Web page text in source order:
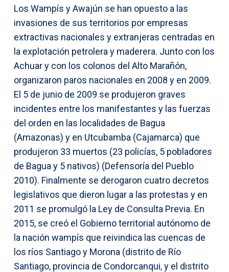
Los Wampís y Awajún se han opuesto a las
invasiones de sus territorios por empresas
extractivas nacionales y extranjeras centradas en
la explotación petrolera y maderera. Junto con los
Achuar y con los colonos del Alto Marañón,
organizaron paros nacionales en 2008 y en 2009.
El 5 de junio de 2009 se produjeron graves
incidentes entre los manifestantes y las fuerzas
del orden en las localidades de Bagua
(Amazonas) y en Utcubamba (Cajamarca) que
produjeron 33 muertos (23 policías, 5 pobladores
de Bagua y 5 nativos) (Defensoría del Pueblo
2010). Finalmente se derogaron cuatro decretos
legislativos que dieron lugar a las protestas y en
2011 se promulgó la Ley de Consulta Previa. En
2015, se creó el Gobierno territorial autónomo de
la nación wampís que reivindica las cuencas de
los ríos Santiago y Morona (distrito de Río
Santiago, provincia de Condorcanqui, y el distrito